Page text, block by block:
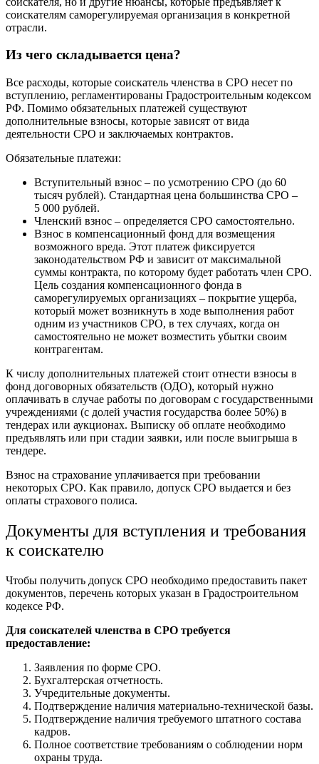
соискателям саморегулируемая организация в конкретной
отрасли.
Из чего складывается цена?
Все расходы, которые соискатель членства в СРО несет по
вступлению, регламентированы Градостроительным кодексом
РФ. Помимо обязательных платежей существуют
дополнительные взносы, которые зависят от вида
деятельности СРО и заключаемых контрактов.
Обязательные платежи:
Вступительный взнос – по усмотрению СРО (до 60
тысяч рублей). Стандартная цена большинства СРО –
5 000 рублей.
Членский взнос – определяется СРО самостоятельно.
Взнос в компенсационный фонд для возмещения
возможного вреда. Этот платеж фиксируется
законодательством РФ и зависит от максимальной
суммы контракта, по которому будет работать член СРО.
Цель создания компенсационного фонда в
саморегулируемых организациях – покрытие ущерба,
который может возникнуть в ходе выполнения работ
одним из участников СРО, в тех случаях, когда он
самостоятельно не может возместить убытки своим
контрагентам.
К числу дополнительных платежей стоит отнести взносы в
фонд договорных обязательств (ОДО), который нужно
оплачивать в случае работы по договорам с государственными
учреждениями (с долей участия государства более 50%) в
тендерах или аукционах. Выписку об оплате необходимо
предъявлять или при стадии заявки, или после выигрыша в
тендере.
Взнос на страхование уплачивается при требовании
некоторых СРО. Как правило, допуск СРО выдается и без
оплаты страхового полиса.
Документы для вступления и требования
к соискателю
Чтобы получить допуск СРО необходимо предоставить пакет
документов, перечень которых указан в Градостроительном
кодексе РФ.
Для соискателей членства в СРО требуется
предоставление:
Заявления по форме СРО.
Бухгалтерская отчетность.
Учредительные документы.
Подтверждение наличия материально-технической базы.
Подтверждение наличия требуемого штатного состава
кадров.
Полное соответствие требованиям о соблюдении норм
охраны труда.